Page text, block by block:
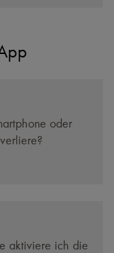
oder
aktiviere ich die